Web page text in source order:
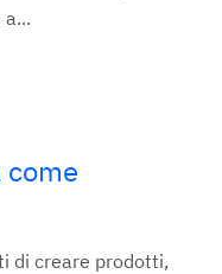
di creare prodotti,